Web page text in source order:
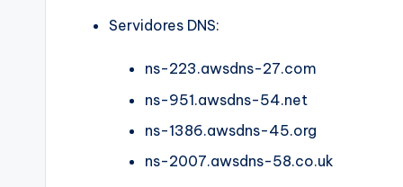
Servidores DNS:
ns-223.awsdns-27.com
ns-951.awsdns-54.net
ns-1386.awsdns-45.org
ns-2007.awsdns-58.co.uk